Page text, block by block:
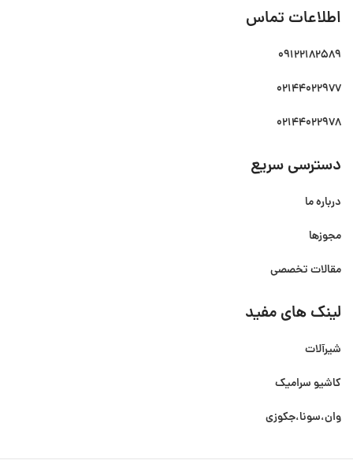
اطلاعات تماس
09122182589
02144022977
02144022978
دسترسی سریع
درباره ما
مجوزها
مقالات تخصصی
لینک های مفید
شیرآلات
کاشیو سرامیک
وان،سونا،جکوزی